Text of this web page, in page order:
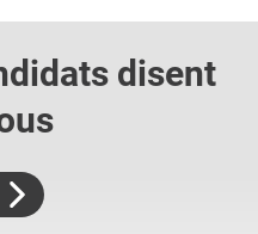
disent